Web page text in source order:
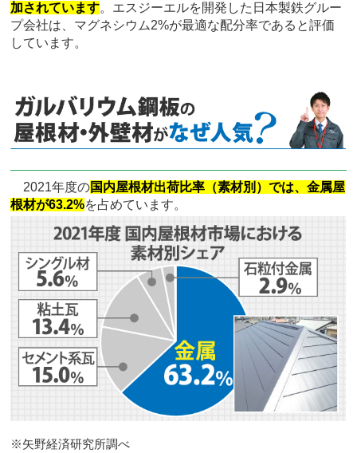
加されています。エスジーエルを開発した日本製鉄グルー
プ会社は、マグネシウム2%が最適な配分率であると評価
しています。
2021年度の国内屋根材出荷比率（素材別）では、金属屋
根材が63.2%を占めています。
※矢野経済研究所調べ